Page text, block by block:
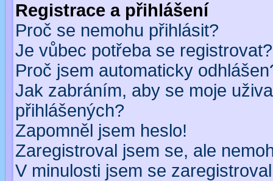
Registrace a přihlášení
Proč se nemohu přihlásit?
Je vůbec potřeba se registrovat?
Proč jsem automaticky
Jak zabráním, aby se moje
přihlášených?
Zapomněl jsem heslo!
Zaregistroval jsem se, ale
V minulosti jsem se